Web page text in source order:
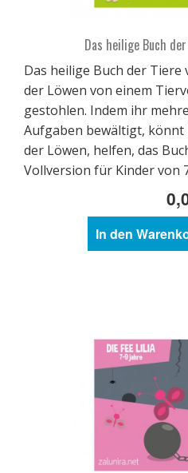
Das heilige Buch
Das heilige Buch der
der Löwen von einem
gestohlen. Indem ihr
Aufgaben bewältigt, könnt
der Löwen, helfen, das
Vollversion für Kinder von
In den